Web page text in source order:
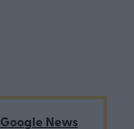
Google News